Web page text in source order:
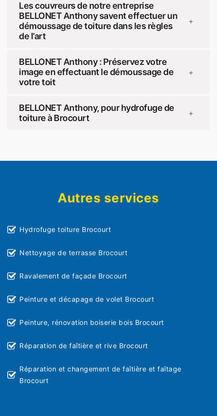
Les couvreurs de notre entreprise
BELLONET Anthony savent effectuer un
démoussage de toiture dans les règles
de l’art
+
BELLONET Anthony : Préservez votre
image en effectuant le démoussage de
votre toit
+
BELLONET Anthony, pour hydrofuge de
toiture à Brocourt
+
Autres services
Hydrofuge toiture Brocourt
Nettoyage de terrasse Brocourt
Ravalement de façade Brocourt
Peinture et décapage de volet Brocourt
Peinture, rénovation boiserie bois Brocourt
Réparation de faîtière et rive Brocourt
Réparation et changement de faîtière et faîtage
Brocourt